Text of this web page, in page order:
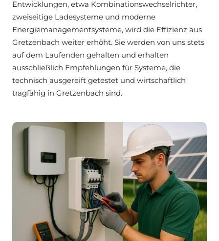
Entwicklungen, etwa Kombinationswechselrichter,
zweiseitige Ladesysteme und moderne
Energiemanagementsysteme, wird die Effizienz aus
Gretzenbach weiter erhöht. Sie werden von uns stets
auf dem Laufenden gehalten und erhalten
ausschließlich Empfehlungen für Systeme, die
technisch ausgereift getestet und wirtschaftlich
tragfähig in Gretzenbach sind.